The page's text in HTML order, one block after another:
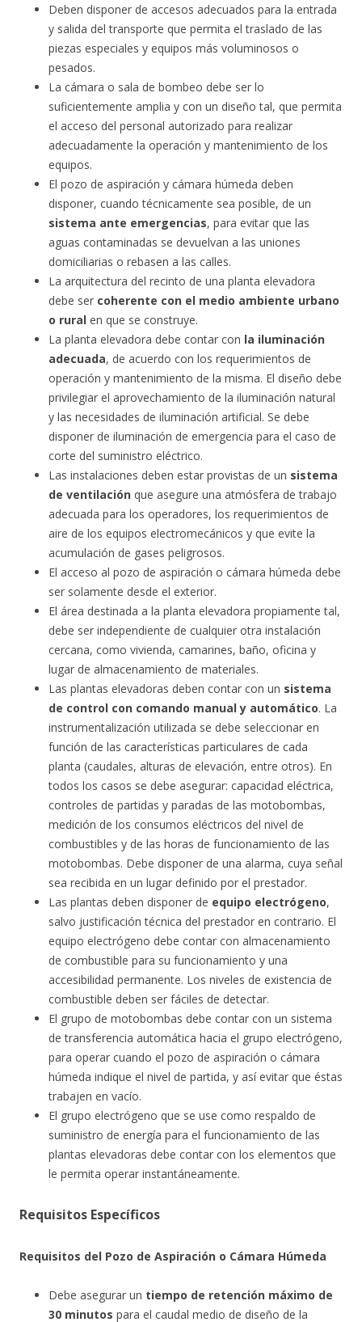
Deben disponer de accesos adecuados para la entrada
y salida del transporte que permita el traslado de las
piezas especiales y equipos más voluminosos o
pesados.
La cámara o sala de bombeo debe ser lo
suficientemente amplia y con un diseño tal, que permita
el acceso del personal autorizado para realizar
adecuadamente la operación y mantenimiento de los
equipos.
El pozo de aspiración y cámara húmeda deben
disponer, cuando técnicamente sea posible, de un
sistema ante emergencias, para evitar que las
aguas contaminadas se devuelvan a las uniones
domiciliarias o rebasen a las calles.
La arquitectura del recinto de una planta elevadora
debe ser coherente con el medio ambiente urbano
o rural en que se construye.
La planta elevadora debe contar con la iluminación
adecuada, de acuerdo con los requerimientos de
operación y mantenimiento de la misma. El diseño debe
privilegiar el aprovechamiento de la iluminación natural
y las necesidades de iluminación artificial. Se debe
disponer de iluminación de emergencia para el caso de
corte del suministro eléctrico.
Las instalaciones deben estar provistas de un sistema
de ventilación que asegure una atmósfera de trabajo
adecuada para los operadores, los requerimientos de
aire de los equipos electromecánicos y que evite la
acumulación de gases peligrosos.
El acceso al pozo de aspiración o cámara húmeda debe
ser solamente desde el exterior.
El área destinada a la planta elevadora propiamente tal,
debe ser independiente de cualquier otra instalación
cercana, como vivienda, camarines, baño, oficina y
lugar de almacenamiento de materiales.
Las plantas elevadoras deben contar con un sistema
de control con comando manual y automático. La
instrumentalización utilizada se debe seleccionar en
función de las características particulares de cada
planta (caudales, alturas de elevación, entre otros). En
todos los casos se debe asegurar: capacidad eléctrica,
controles de partidas y paradas de las motobombas,
medición de los consumos eléctricos del nivel de
combustibles y de las horas de funcionamiento de las
motobombas. Debe disponer de una alarma, cuya señal
sea recibida en un lugar definido por el prestador.
Las plantas deben disponer de equipo electrógeno,
salvo justificación técnica del prestador en contrario. El
equipo electrógeno debe contar con almacenamiento
de combustible para su funcionamiento y una
accesibilidad permanente. Los niveles de existencia de
combustible deben ser fáciles de detectar.
El grupo de motobombas debe contar con un sistema
de transferencia automática hacia el grupo electrógeno,
para operar cuando el pozo de aspiración o cámara
húmeda indique el nivel de partida, y así evitar que éstas
trabajen en vacío.
El grupo electrógeno que se use como respaldo de
suministro de energía para el funcionamiento de las
plantas elevadoras debe contar con los elementos que
le permita operar instantáneamente.
Requisitos Específicos
Requisitos del Pozo de Aspiración o Cámara Húmeda
Debe asegurar un tiempo de retención máximo de
30 minutos para el caudal medio de diseño de la